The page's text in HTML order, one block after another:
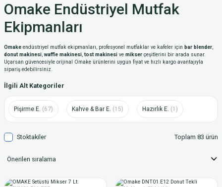
Omake Endüstriyel Mutfak
Ekipmanları
Omake endüstriyel mutfak ekipmanları, profesyonel mutfaklar ve kafeler için bar blender
donut makinesi waffle makinesi tost makinesi ve mikser çeşitlerini bir arada sunar.
Uçarsan güvencesiyle orijinal Omake ürünlerini uygun fiyat ve hızlı kargo avantajıyla
sipariş edebilirsiniz.
İlgili Alt Kategoriler
Pişirme E. (67) Kahve & Bar E. (15) Hazırlık E. (1)
Stoktakiler Toplam 83 ürün